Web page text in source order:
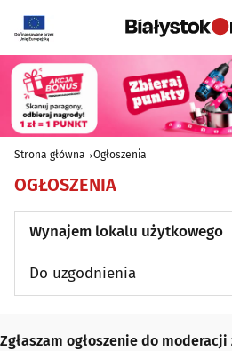
Strona główna Ogłoszenia
OGŁOSZENIA
Wynajem lokalu użytkowego
Do uzgodnienia
Zgłaszam ogłoszenie do moderacji z
Zgłaszam ogłoszenie do